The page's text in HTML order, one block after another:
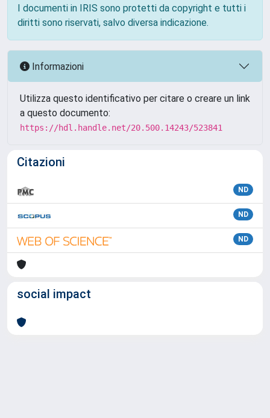
I documenti in IRIS sono protetti da copyright e tutti i
diritti sono riservati, salvo diversa indicazione.
Informazioni
Utilizza questo identificativo per citare o creare un link
a questo documento:
https://hdl.handle.net/20.500.14243/523841
Citazioni
ND
ND
ND
social impact